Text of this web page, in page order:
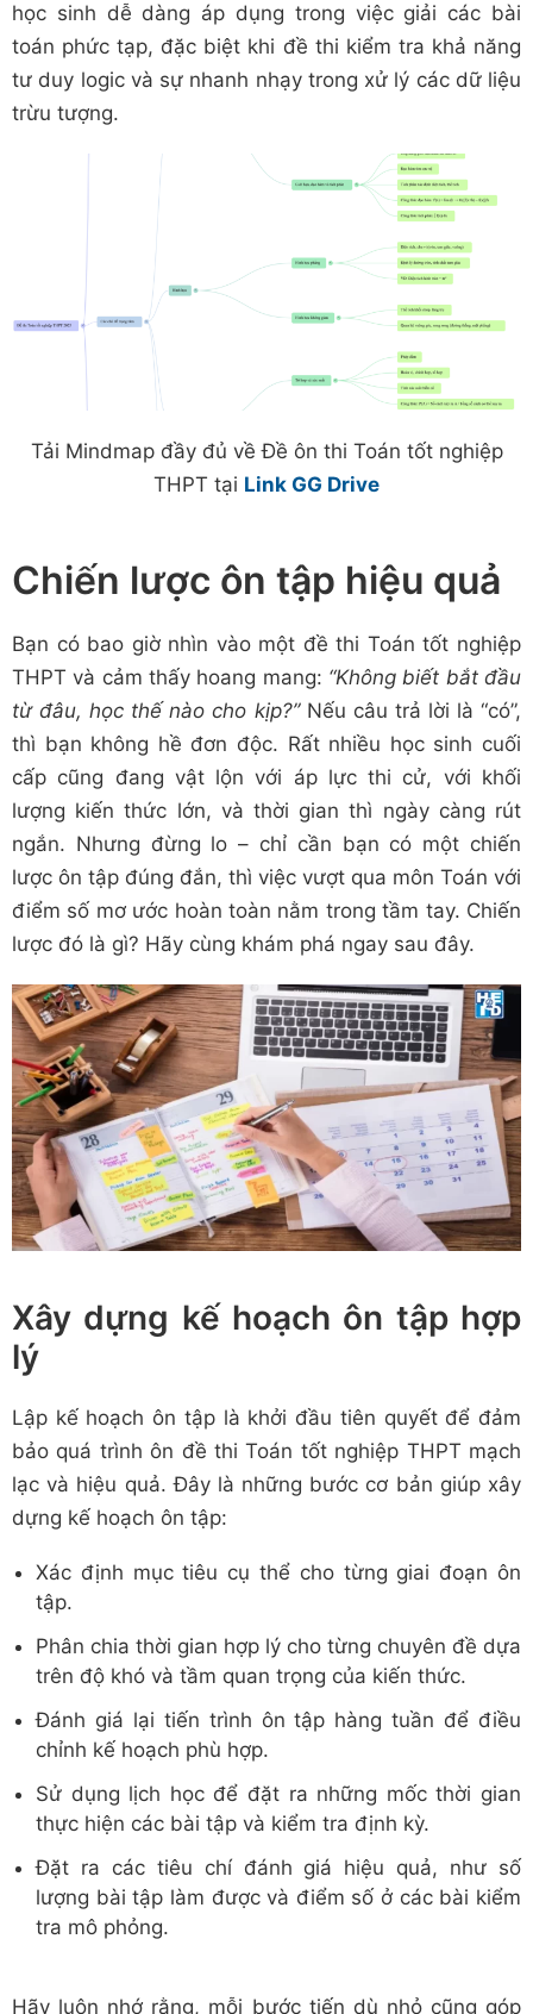
học sinh dễ dàng áp dụng trong việc giải các bài
toán phức tạp, đặc biệt khi đề thi kiểm tra khả năng
tư duy logic và sự nhanh nhạy trong xử lý các dữ liệu
trừu tượng.
Tải Mindmap đầy đủ về Đề ôn thi Toán tốt nghiệp
THPT tại Link GG Drive
Chiến lược ôn tập hiệu quả
Bạn có bao giờ nhìn vào một đề thi Toán tốt nghiệp
THPT và cảm thấy hoang mang: “Không biết bắt đầu
từ đâu, học thế nào cho kịp?”Nếu câu trả lời là “có”,
thì bạn không hề đơn độc. Rất nhiều học sinh cuối
cấp cũng đang vật lộn với áp lực thi cử, với khối
lượng kiến thức lớn, và thời gian thì ngày càng rút
ngắn. Nhưng đừng lo – chỉ cần bạn có một chiến
lược ôn tập đúng đắn, thì việc vượt qua môn Toán với
điểm số mơ ước hoàn toàn nằm trong tầm tay. Chiến
lược đó là gì? Hãy cùng khám phá ngay sau đây.
Xây dựng kế hoạch ôn tập hợp
lý
Lập kế hoạch ôn tập là khởi đầu tiên quyết để đảm
bảo quá trình ôn đề thi Toán tốt nghiệp THPT mạch
lạc và hiệu quả. Đây là những bước cơ bản giúp xây
dựng kế hoạch ôn tập:
Xác định mục tiêu cụ thể cho từng giai đoạn ôn
tập.
Phân chia thời gian hợp lý cho từng chuyên đề dựa
trên độ khó và tầm quan trọng của kiến thức.
Đánh giá lại tiến trình ôn tập hàng tuần để điều
chỉnh kế hoạch phù hợp.
Sử dụng lịch học để đặt ra những mốc thời gian
thực hiện các bài tập và kiểm tra định kỳ.
Đặt ra các tiêu chí đánh giá hiệu quả, như số
lượng bài tập làm được và điểm số ở các bài kiểm
tra mô phỏng.
Hãy luôn nhớ rằng, mỗi bước tiến dù nhỏ cũng góp